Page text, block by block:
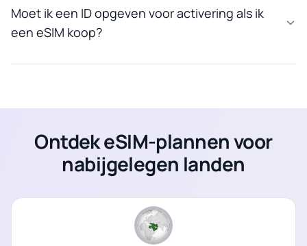
Moet ik een ID opgeven voor activering als ik
een eSIM koop?
Ontdek eSIM-plannen voor
nabijgelegen landen